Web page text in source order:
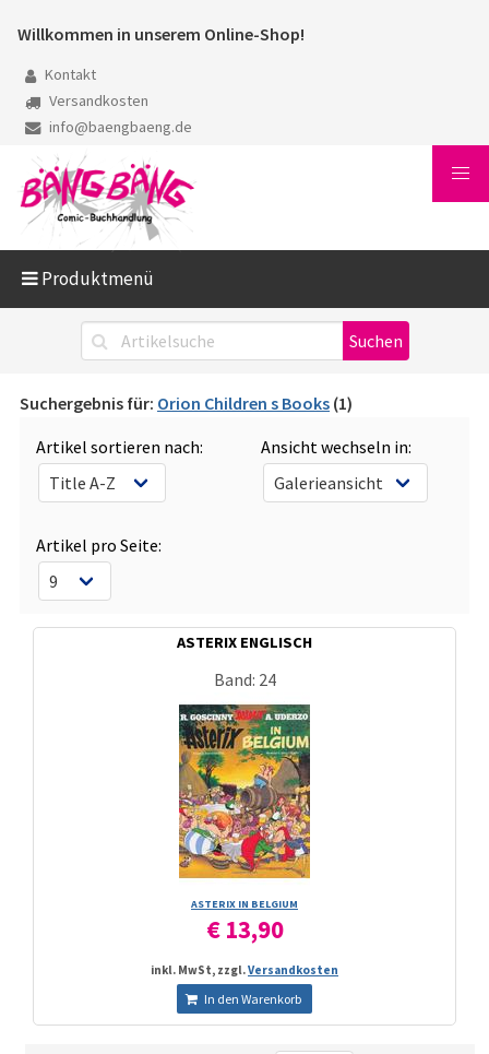
Willkommen in unserem Online-Shop!
Kontakt
Versandkosten
info@baengbaeng.de
Produktmenü
Suchergebnis für: Orion Children s Books (1)
Artikel sortieren nach:
Ansicht wechseln in:
Artikel pro Seite:
ASTERIX ENGLISCH
Band: 24
ASTERIX IN BELGIUM
€ 13,90
inkl. MwSt, zzgl.Versandkosten
In den Warenkorb